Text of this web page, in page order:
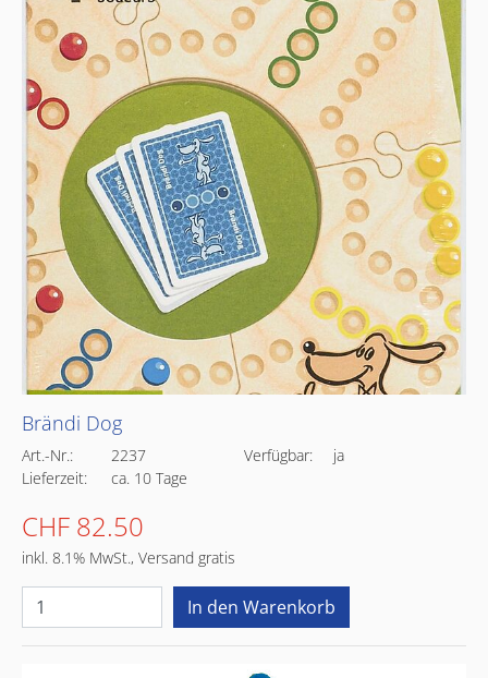
Brändi Dog
Art.-Nr.: 2237 Verfügbar:
ja
Lieferzeit:
ca. 10 Tage
CHF 82.50
inkl. 8.1% MwSt., Versand gratis